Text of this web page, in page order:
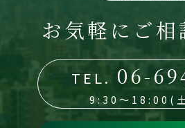
お気軽にご相
TEL. 06-
9:30～18:00(